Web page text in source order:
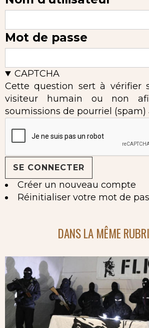
Mot de passe
CAPTCHA
Cette question sert à vérifier
visiteur humain ou non
soumissions de pourriel (spam)
Créer un nouveau compte
Réinitialiser votre mot de
DANS LA MÊME